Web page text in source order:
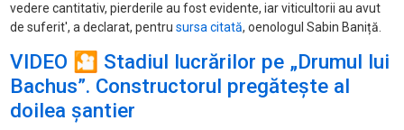
vedere cantitativ, pierderile au fost evidente, iar viticultorii au avut
de suferit', a declarat, pentru sursa citată, oenologul Sabin Baniță.
VIDEO 🎦 Stadiul lucrărilor pe „Drumul lui
Bachus”. Constructorul pregătește al
doilea șantier